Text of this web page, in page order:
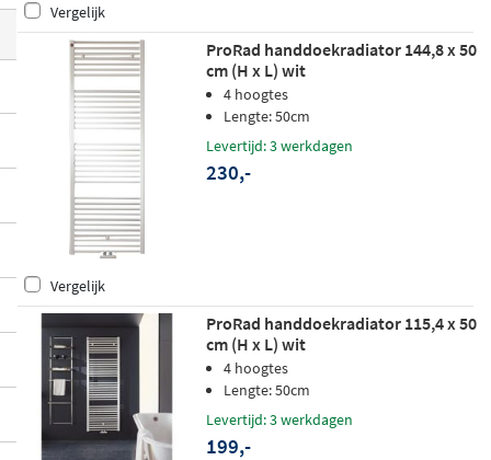
Vergelijk
ProRad handdoekradiator 144,8 x 50
cm (H x L) wit
4 hoogtes
Lengte: 50cm
Levertijd: 3 werkdagen
230,-
Vergelijk
ProRad handdoekradiator 115,4 x 50
cm (H x L) wit
4 hoogtes
Lengte: 50cm
Levertijd: 3 werkdagen
199,-